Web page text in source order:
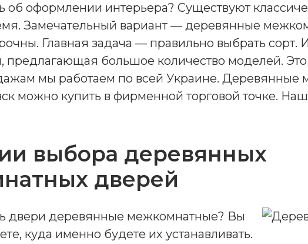
об оформлении интерьера? Существуют
Замечательный вариант — деревянные
Главная задача — правильно выбрать сорт.
предлагающая большое количество моделей.
мы работаем по всей Украине. Деревянные
можно купить в фирменной торговой точке.
выбора деревянных
дверей
двери деревянные межкомнатные? Вы
куда именно будете их устанавливать.